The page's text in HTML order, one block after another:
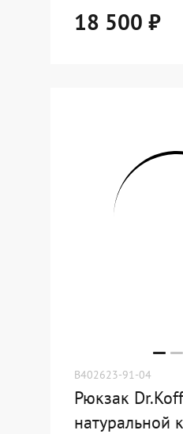
18 500 ₽
B402623-91-04
Рюкзак
натуральной